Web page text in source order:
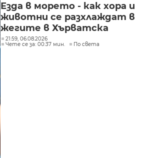
Езда в морето - как хора и
животни се разхлаждат в
жегите в Хърватска
21:59, 06.08.2026
Чете се за: 00:37 мин.
По света